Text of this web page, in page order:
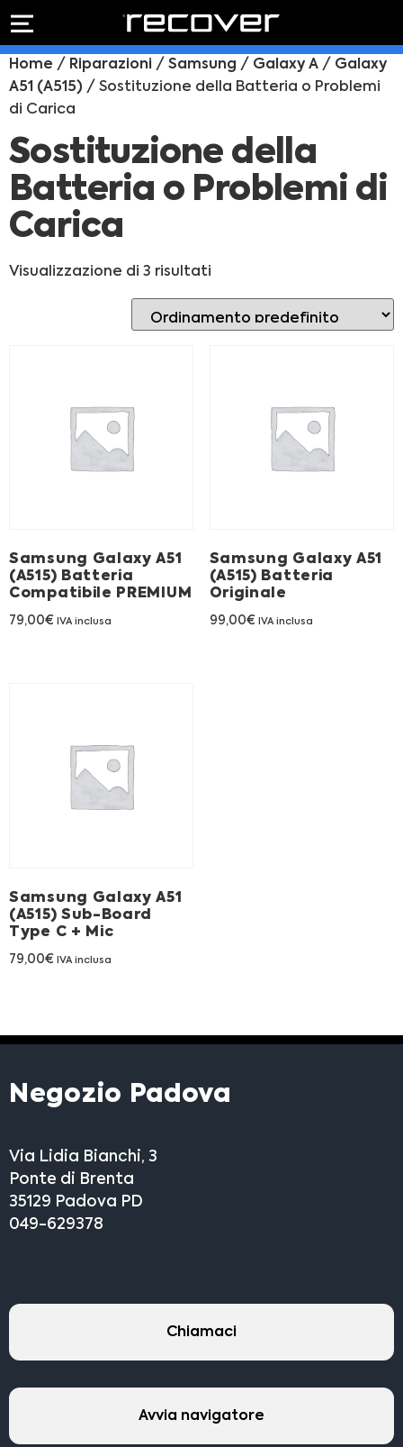
Preventivo online
Shop online
Rivenditori B2B
Franchising
PADOVA
PREVENTIVO
Preventivo
RIPARAZIONE
IPHONE
schermo
Sostituzione
batteria
Home / Riparazioni / Samsung / Galaxy A / Galaxy
A51 (A515) / Sostituzione della Batteria o Problemi
di Carica
Sostituzione della
Batteria o Problemi di
Carica
Visualizzazione di 3 risultati
Samsung Galaxy A51
(A515) Batteria
Compatibile PREMIUM
79,00€ IVA inclusa
Samsung Galaxy A51
(A515) Batteria
Originale
99,00€ IVA inclusa
Samsung Galaxy A51
(A515) Sub-Board
Type C + Mic
79,00€ IVA inclusa
Negozio Padova
Via Lidia Bianchi, 3
Ponte di Brenta
35129 Padova PD
049-629378
Chiamaci
Avvia navigatore